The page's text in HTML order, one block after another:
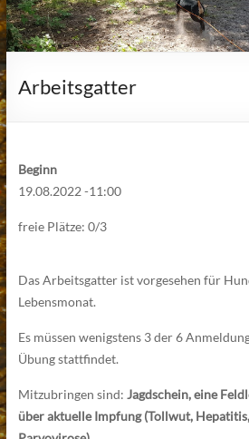
Arbeitsgatter
Beginn
19.08.2022 -11:00
freie Plätze: 0/3
Das Arbeitsgatter ist vorgesehen für
Lebensmonat.
Es müssen wenigstens 3 der 6
Übung stattfindet.
Mitzubringen sind: Jagdschein, eine
über aktuelle Impfung (Tollwut,